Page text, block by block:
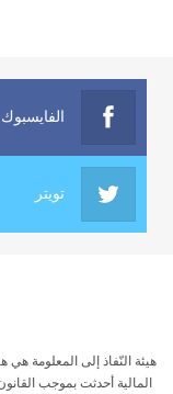
الفايسبوك
تويتر
هيئة النّفاذ إلى المعلومة هي